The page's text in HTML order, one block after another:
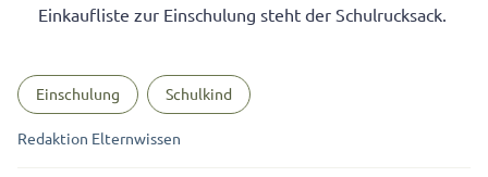
Einkaufliste zur Einschulung steht der Schulrucksack.
Einschulung Schulkind
Redaktion Elternwissen